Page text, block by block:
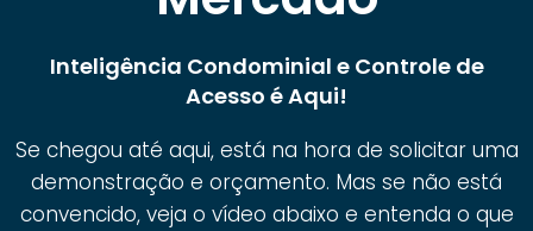
Inteligência Condominial e Controle de
Acesso é Aqui!
Se chegou até aqui, está na hora de solicitar uma
demonstração e orçamento. Mas se não está
convencido, veja o vídeo abaixo e entenda o que